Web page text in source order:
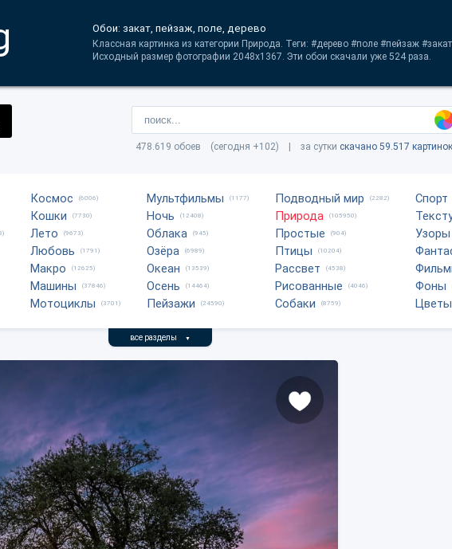
Обои: закат, пейзаж, поле, дерево
Классная картинка из категории Природа. Теги: #дерево #поле #пейзаж
Исходный размер фотографии 2048x1367. Эти обои скачали уже 524 раза.
478.619 обоев (сегодня +102) | за сутки скачано 59.517 картинок
Космос (6006)
Кошки (7730)
Лето (9673)
Любовь (1791)
Макро (12625)
Машины (37846)
Мотоциклы (3701)
Мультфильмы (1177)
Ночь (12408)
Облака (945)
Озёра (6989)
Океан (13539)
Осень (14464)
Пейзажи (24590)
Подводный мир (2282)
Природа (105950)
Простые (904)
Птицы (10204)
Рассвет (4538)
Рисованные (4046)
Собаки (8759)
Спорт
Узоры
Фоны
Цветы
все разделы ▼